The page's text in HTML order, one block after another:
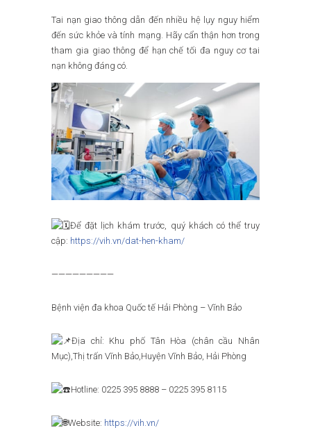
Tai nạn giao thông dẫn đến nhiều hệ lụy nguy hiểm
đến sức khỏe và tính mạng. Hãy cẩn thận hơn trong
tham gia giao thông để hạn chế tối đa nguy cơ tai
nạn không đáng có.
Để đặt lịch khám trước, quý khách có thể truy
cập: https://vih.vn/dat-hen-kham/
—————————
Bệnh viện đa khoa Quốc tế Hải Phòng – Vĩnh Bảo
Địa chỉ: Khu phố Tân Hòa (chân cầu Nhân
Mục),Thị trấn Vĩnh Bảo,Huyện Vĩnh Bảo, Hải Phòng
Hotline: 0225 395 8888 – 0225 395 8115
Website: https://vih.vn/